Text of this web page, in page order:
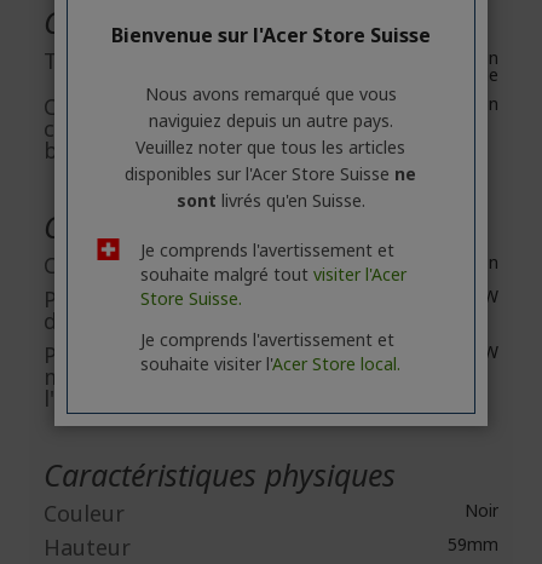
Caractéristiques de la batterie
Type de batterie Batterie lithium-ion
rechargeable
Composition
chimique de la
batterie
Li-ion
Caractéristiques de l'alimentation
Chargeur inclus Non
Puissance minimale
de l'alimentation
0.3 W
Puissance
maximum de
l'alimentation
0.6 W
Caractéristiques physiques
Couleur Noir
Hauteur 59mm
Bienvenue sur l'Acer Store Suisse
Nous avons remarqué que vous
naviguiez depuis un autre pays.
Veuillez noter que tous les articles
disponibles sur l'Acer Store Suisse ne
sont livrés qu'en Suisse.
Je comprends l'avertissement et
souhaite malgré tout visiter l'Acer
Store Suisse.
Je comprends l'avertissement et
souhaite visiter l'Acer Store local.